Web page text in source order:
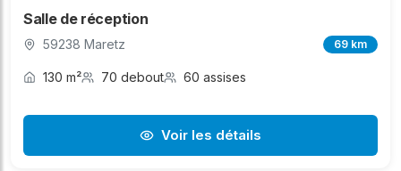
Salle de réception
59238 Maretz 69 km
130 m² 70 debout 60 assises
Voir les détails